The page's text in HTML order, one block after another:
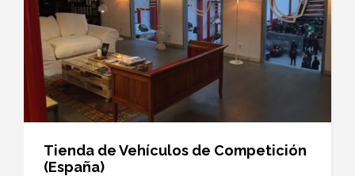
Tienda de Vehículos de Competición
(España)